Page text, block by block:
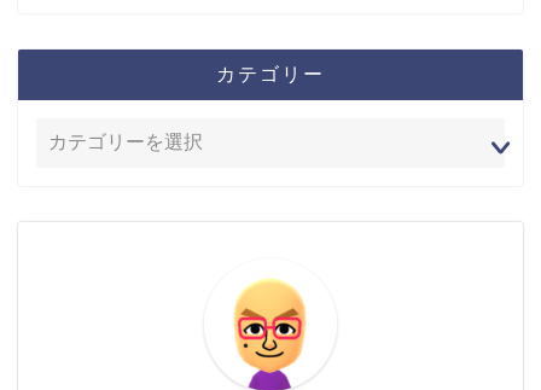
カテゴリー